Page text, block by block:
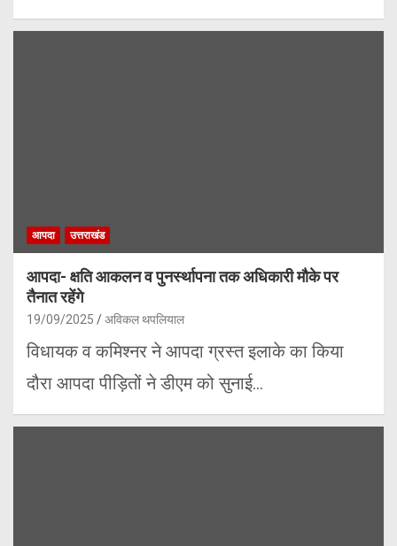
आपदा उत्तराखंड
आपदा- क्षति आकलन व पुनर्स्थापना तक अधिकारी मौके पर
तैनात रहेंगे
19/09/2025 अविकल थपलियाल
विधायक व कमिश्नर ने आपदा ग्रस्त इलाके का किया
दौरा आपदा पीड़ितों ने डीएम को सुनाई…